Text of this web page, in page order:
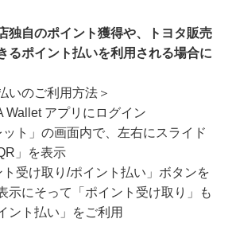
独自のポイント獲得や、トヨタ販売
るポイント払いを利用される場合に
いのご利用方法＞
Wallet アプリにログイン
ト」の画面内で、左右にスライド
」を表示
受け取り/ポイント払い」ボタンを
示にそって「ポイント受け取り」も
ント払い」をご利用